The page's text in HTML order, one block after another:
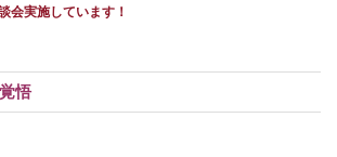
会実施しています！
悟